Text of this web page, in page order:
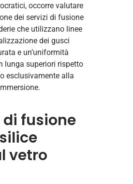
occorre valutare
dei servizi di fusione
che utilizzano linee
dei gusci
e un’uniformità
lunga superiori rispetto
esclusivamente alla
fusione
vetro